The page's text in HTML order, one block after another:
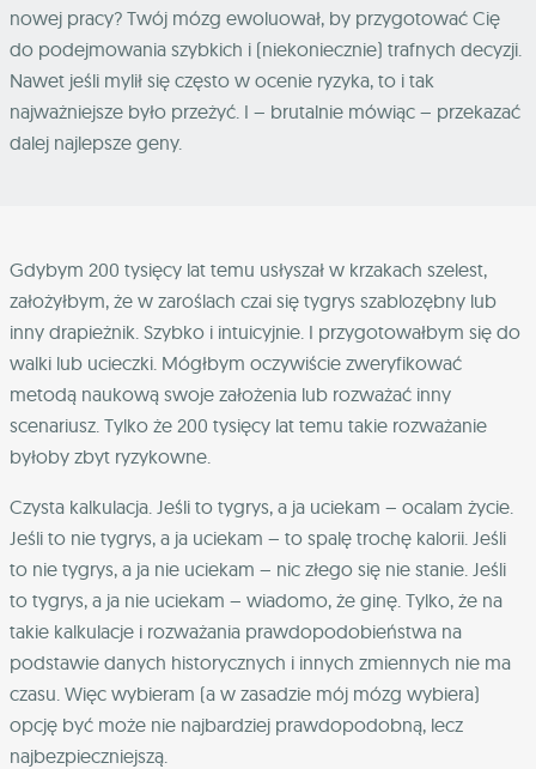
nowej pracy? Twój mózg ewoluował, by przygotować Cię
do podejmowania szybkich i (niekoniecznie) trafnych decyzji.
Nawet jeśli mylił się często w ocenie ryzyka, to i tak
najważniejsze było przeżyć. I – brutalnie mówiąc – przekazać
dalej najlepsze geny.
Gdybym 200 tysięcy lat temu usłyszał w krzakach szelest,
założyłbym, że w zaroślach czai się tygrys szablozębny lub
inny drapieżnik. Szybko i intuicyjnie. I przygotowałbym się do
walki lub ucieczki. Mógłbym oczywiście zweryfikować
metodą naukową swoje założenia lub rozważać inny
scenariusz. Tylko że 200 tysięcy lat temu takie rozważanie
byłoby zbyt ryzykowne.
Czysta kalkulacja. Jeśli to tygrys, a ja uciekam – ocalam życie.
Jeśli to nie tygrys, a ja uciekam – to spalę trochę kalorii. Jeśli
to nie tygrys, a ja nie uciekam – nic złego się nie stanie. Jeśli
to tygrys, a ja nie uciekam – wiadomo, że ginę. Tylko, że na
takie kalkulacje i rozważania prawdopodobieństwa na
podstawie danych historycznych i innych zmiennych nie ma
czasu. Więc wybieram (a w zasadzie mój mózg wybiera)
opcję być może nie najbardziej prawdopodobną, lecz
najbezpieczniejszą.